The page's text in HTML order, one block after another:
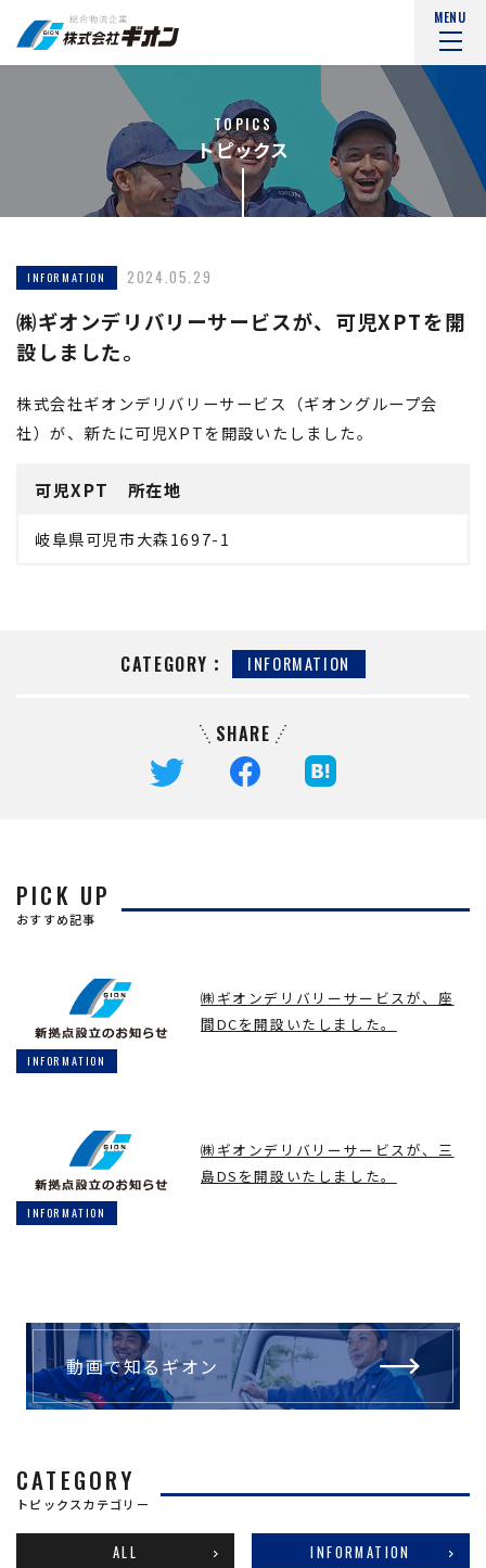
MENU
TOPICS
トピックス
INFORMATION 2024.05.29
㈱ギオンデリバリーサービスが、可児XPTを開
設しました。
株式会社ギオンデリバリーサービス（ギオングループ会
社）が、新たに可児XPTを開設いたしました。
可児XPT 所在地
岐阜県可児市大森1697-1
CATEGORY： INFORMATION
SHARE
PICK UP
おすすめ記事
INFORMATION
㈱ギオンデリバリーサービスが、座
間DCを開設いたしました。
INFORMATION
㈱ギオンデリバリーサービスが、三
島DSを開設いたしました。
動画で知るギオン
CATEGORY
トピックスカテゴリー
ALL INFORMATION